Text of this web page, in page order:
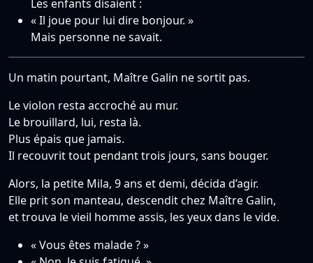
Les enfants disaient :
« Il joue pour lui dire bonjour. »
Mais personne ne savait.
Un matin pourtant, Maître Galin ne sortit pas.
Le violon resta accroché au mur.
Le brouillard, lui, resta là.
Plus épais que jamais.
Il recouvrit tout pendant trois jours, sans bouger.
Alors, la petite Mila, 9 ans et demi, décida d’agir.
Elle prit son manteau, descendit chez Maître Galin,
et trouva le vieil homme assis, les yeux dans le vide.
« Vous êtes malade ? »